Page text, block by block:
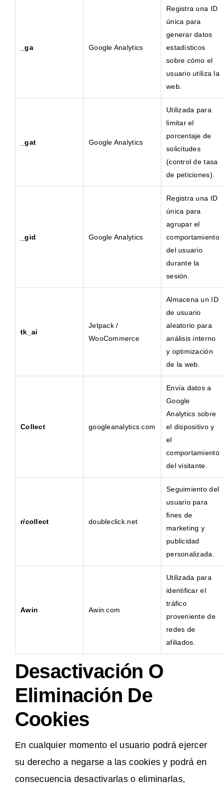
_ga Google Analytics
Registra una ID
única para
generar datos
estadísticos
sobre cómo el
usuario utiliza la
web.
_gat Google Analytics
Utilizada para
limitar el
porcentaje de
solicitudes
(control de tasa
de peticiones).
_gid Google Analytics
Registra una ID
única para
agrupar el
comportamiento
del usuario
durante la
sesión.
tk_ai
Jetpack /
WooCommerce
Almacena un ID
de usuario
aleatorio para
análisis interno
y optimización
de la web.
Collect googleanalytics.com
Envía datos a
Google
Analytics sobre
el dispositivo y
el
comportamiento
del visitante.
r/collect doubleclick.net
Seguimiento del
usuario para
fines de
marketing y
publicidad
personalizada.
Awin Awin.com
Utilizada para
identificar el
tráfico
proveniente de
redes de
afiliados.
Desactivación O
Eliminación De
Cookies
En cualquier momento el usuario podrá ejercer
su derecho a negarse a las cookies y podrá en
consecuencia desactivarlas o eliminarlas,